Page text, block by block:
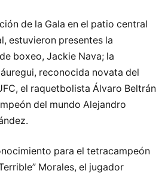
de la Gala en el patio central
estuvieron presentes la
boxeo, Jackie Nava; la
reconocida novata del
el raquetbolista Álvaro Beltrán
del mundo Alejandro
para el tetracampeón
Morales, el jugador